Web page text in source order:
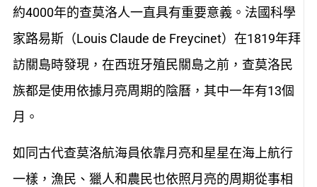
約4000年的查莫洛人一直具有重要意義。法國科學
家路易斯（Louis Claude de Freycinet）在1819年拜
訪關島時發現，在西班牙殖民關島之前，查莫洛民
族都是使用依據月亮周期的陰曆，其中一年有13個
月。
如同古代查莫洛航海員依靠月亮和星星在海上航行
一樣，漁民、獵人和農民也依照月亮的周期從事相